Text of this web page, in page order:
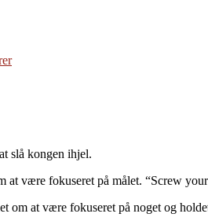
til
slå kongen ihjel.
være fokuseret på målet. “Screw
at være fokuseret på noget og